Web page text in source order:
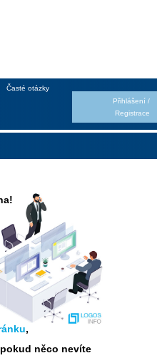
Časté otázky
Přihlášení/
Registrace
,
něco nevíte